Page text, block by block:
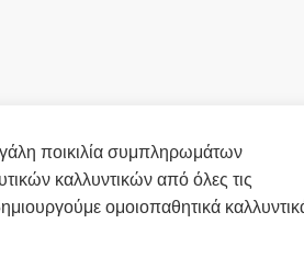
ποικιλία συμπληρωμάτων
καλλυντικών από όλες τις
ομοιοπαθητικά